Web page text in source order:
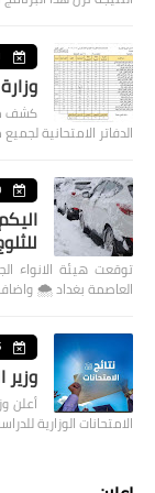
كشف
الدفاتر الامتحانية
توقعت هيئة
العاصمة بغداد ⁦🌨️⁩ واضافت الهيئة ان غدا الاثنين …
وزير
أعلن
الامتحانات الوزارية